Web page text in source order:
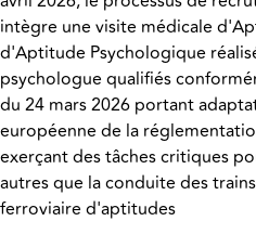
intègre une visite médicale
d'Aptitude Psychologique
psychologue qualifiés
du 24 mars 2026 portant
européenne de la
exerçant des tâches critiques
autres que la conduite des
ferroviaire d'aptitudes